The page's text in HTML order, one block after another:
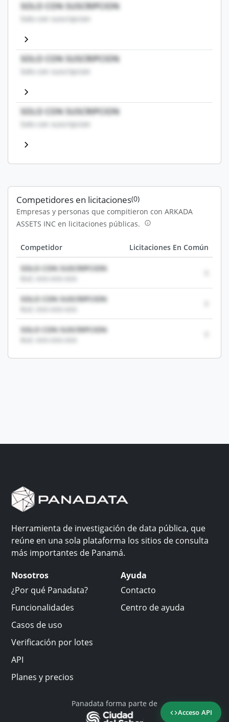
Acceso API
SOLO CON SUSCRIPCION
Solo con suscripcion
SOLO CON SUSCRIPCION
Solo con suscripcion
SOLO CON SUSCRIPCION
Solo con suscripcion
Competidores en licitaciones(0)
Empresas y personas que compitieron con ARKADA
ASSETS INC en licitaciones públicas.
Competidor Licitaciones En Común
SOLO CON SUSCRIPCION
SOLO CON SUSCRIPCION
SOLO CON SUSCRIPCION
Herramienta de investigación de data pública, que
reúne en una sola plataforma los sitios de consulta
más importantes de Panamá.
Nosotros
¿Por qué Panadata?
Funcionalidades
Casos de uso
Verificación por lotes
API
Planes y precios
Ayuda
Contacto
Centro de ayuda
Panadata forma parte de